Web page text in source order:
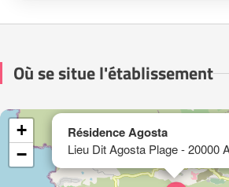
Où se situe l'établissement
Résidence Agosta
Lieu Dit Agosta Plage - 20000
+
−